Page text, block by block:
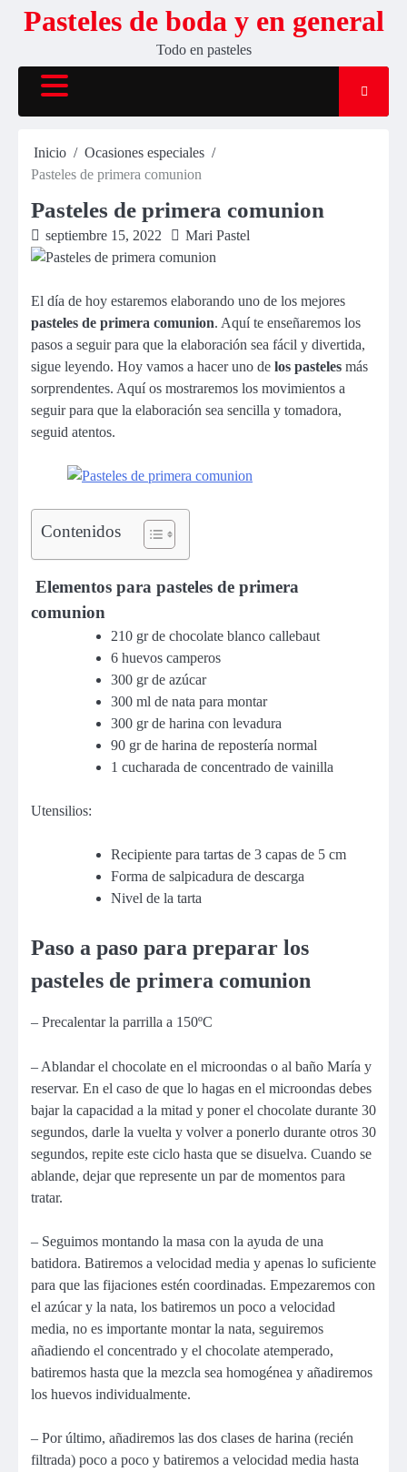
SaltarPasteles de boda y en general
Todo en pasteles
Inicio
Ocasiones especiales
Pasteles de primera comunion
Pasteles de primera comunion
septiembre 15, 2022 Mari Pastel
El día de hoy estaremos elaborando uno de los mejores
pasteles de primera comunion. Aquí te enseñaremos los
pasos a seguir para que la elaboración sea fácil y divertida,
sigue leyendo. Hoy vamos a hacer uno de los pasteles más
sorprendentes. Aquí os mostraremos los movimientos a
seguir para que la elaboración sea sencilla y tomadora,
seguid atentos.
Contenidos
Elementos para pasteles de primera
comunion
210 gr de chocolate blanco callebaut
6 huevos camperos
300 gr de azúcar
300 ml de nata para montar
300 gr de harina con levadura
90 gr de harina de repostería normal
1 cucharada de concentrado de vainilla
Utensilios:
Recipiente para tartas de 3 capas de 5 cm
Forma de salpicadura de descarga
Nivel de la tarta
Paso a paso para preparar los
pasteles de primera comunion
– Precalentar la parrilla a 150ºC
– Ablandar el chocolate en el microondas o al baño María y
reservar. En el caso de que lo hagas en el microondas debes
bajar la capacidad a la mitad y poner el chocolate durante 30
segundos, darle la vuelta y volver a ponerlo durante otros 30
segundos, repite este ciclo hasta que se disuelva. Cuando se
ablande, dejar que represente un par de momentos para
tratar.
– Seguimos montando la masa con la ayuda de una
batidora. Batiremos a velocidad media y apenas lo suficiente
para que las fijaciones estén coordinadas. Empezaremos con
el azúcar y la nata, los batiremos un poco a velocidad
media, no es importante montar la nata, seguiremos
añadiendo el concentrado y el chocolate atemperado,
batiremos hasta que la mezcla sea homogénea y añadiremos
los huevos individualmente.
– Por último, añadiremos las dos clases de harina (recién
filtrada) poco a poco y batiremos a velocidad media hasta